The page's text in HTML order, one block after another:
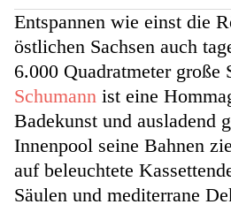
Entspannen wie einst die
östlichen Sachsen auch
6.000 Quadratmeter große
Schumann ist eine
Badekunst und ausladend
Innenpool seine Bahnen
auf beleuchtete
Säulen und mediterrane